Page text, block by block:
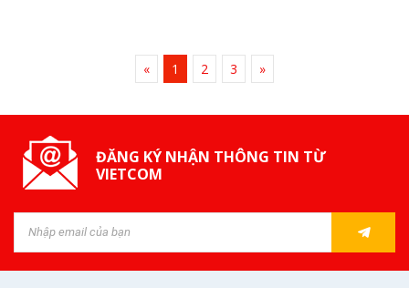
« 1 2 3 »
ĐĂNG KÝ NHẬN THÔNG TIN TỪ
VIETCOM